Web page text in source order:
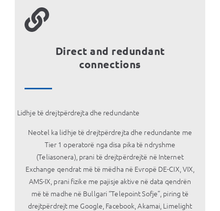
Direct and redundant
connections
Lidhje të drejtpërdrejta dhe redundante
Neotel ka lidhje të drejtpërdrejta dhe redundante me
Tier 1 operatorë nga disa pika të ndryshme
(Teliasonera), prani të drejtpërdrejtë në Internet
Exchange qendrat më të mëdha në Evropë DE-CIX, VIX,
AMS-IX, prani fizike me pajisje aktive në data qendrën
më të madhe në Bullgari “Telepoint Sofje”, piring të
drejtpërdrejt me Google, Facebook, Akamai, Limelight